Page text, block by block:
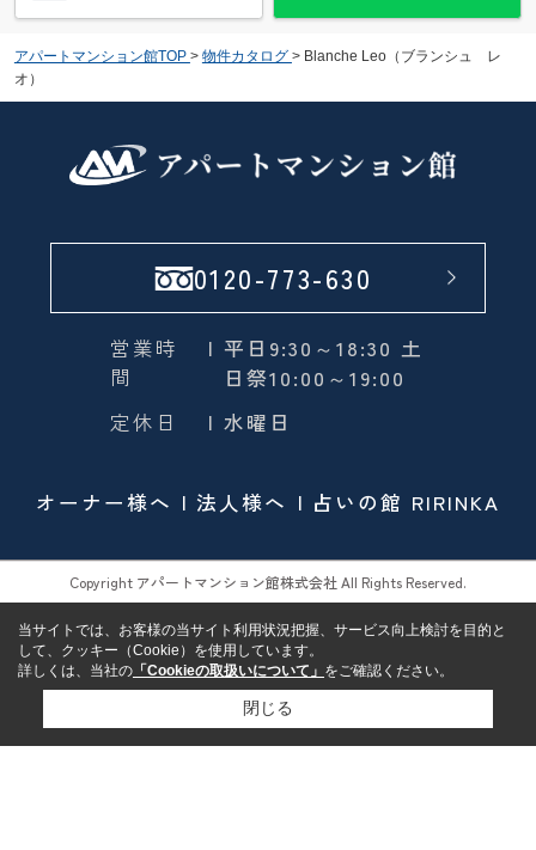
アパートマンション館TOP > 物件カタログ > Blanche Leo（ブランシュ レ
オ）
0120-773-630
営業時
間
| 平日9:30～18:30 土
日祭10:00～19:00
定休日
| 水曜日
オーナー様へ 法人様へ 占いの館 RIRINKA
Copyright アパートマンション館株式会社 All Rights Reserved.
当サイトでは、お客様の当サイト利用状況把握、サービス向上検討を目的と
して、クッキー（Cookie）を使用しています。
詳しくは、当社の 「Cookieの取扱いについて」 をご確認ください。
閉じる